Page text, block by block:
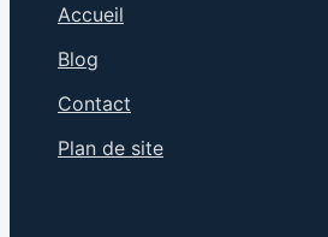
Accueil
Blog
Contact
Plan de site